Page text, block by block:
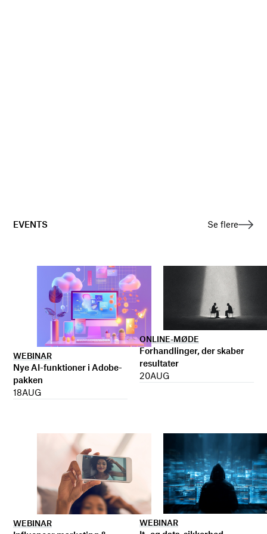
EVENTS Se flere
WEBINAR
Nye AI-funktioner i Adobe-
pakken
18AUG
ONLINE-MØDE
Forhandlinger, der skaber
resultater
20AUG
WEBINAR WEBINAR